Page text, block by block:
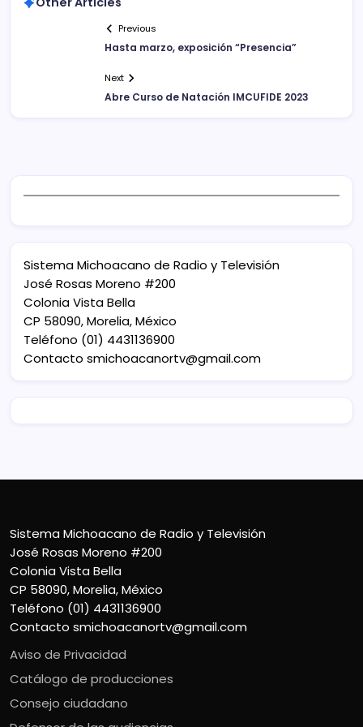
Previous
Hasta marzo, exposición “Presencia”
Next
Abre Curso de Natación IMCUFIDE 2023
Sistema Michoacano de Radio y Televisión
José Rosas Moreno #200
Colonia Vista Bella
CP 58090, Morelia, México
Teléfono (01) 4431136900
Contacto smichoacanortv@gmail.com
Sistema Michoacano de Radio y Televisión
José Rosas Moreno #200
Colonia Vista Bella
CP 58090, Morelia, México
Teléfono (01) 4431136900
Contacto smichoacanortv@gmail.com
Aviso de Privacidad
Catálogo de producciones
Consejo ciudadano